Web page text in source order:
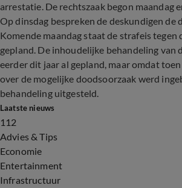
arrestatie. De rechtszaak begon maandag
Op dinsdag bespreken de deskundigen de
Komende maandag staat de strafeis tegen
gepland. De inhoudelijke behandeling van
eerder dit jaar al gepland, maar omdat
over de mogelijke doodsoorzaak werd
behandeling uitgesteld.
Laatste nieuws
112
Advies & Tips
Economie
Entertainment
Infrastructuur